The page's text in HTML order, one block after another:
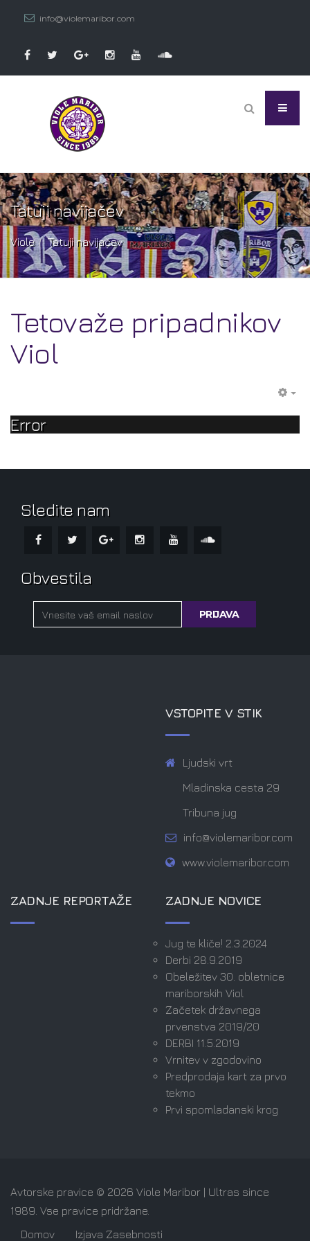
info@violemaribor.com
Tatuji navijačev
Viole Tatuji navijačev
Tetovaže pripadnikov
Viol
Error
Sledite nam
Obvestila
VSTOPITE V STIK
Ljudski vrt
Mladinska cesta 29
Tribuna jug
info@violemaribor.com
www.violemaribor.com
ZADNJE REPORTAŽE ZADNJE NOVICE
Jug te kliče! 2.3.2024
Derbi 28.9.2019
Obeležitev 30. obletnice
mariborskih Viol
Začetek državnega
prvenstva 2019/20
DERBI 11.5.2019
Vrnitev v zgodovino
Predprodaja kart za prvo
tekmo
Prvi spomladanski krog
Avtorske pravice © 2026 Viole Maribor | Ultras since
1989. Vse pravice pridržane.
Domov
Izjava Zasebnosti